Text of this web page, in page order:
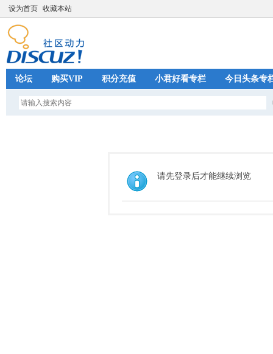
设为首页 收藏本站
论坛 购买VIP 积分充值 小君好看专栏 今日头条专
请先登录后才能继续浏览